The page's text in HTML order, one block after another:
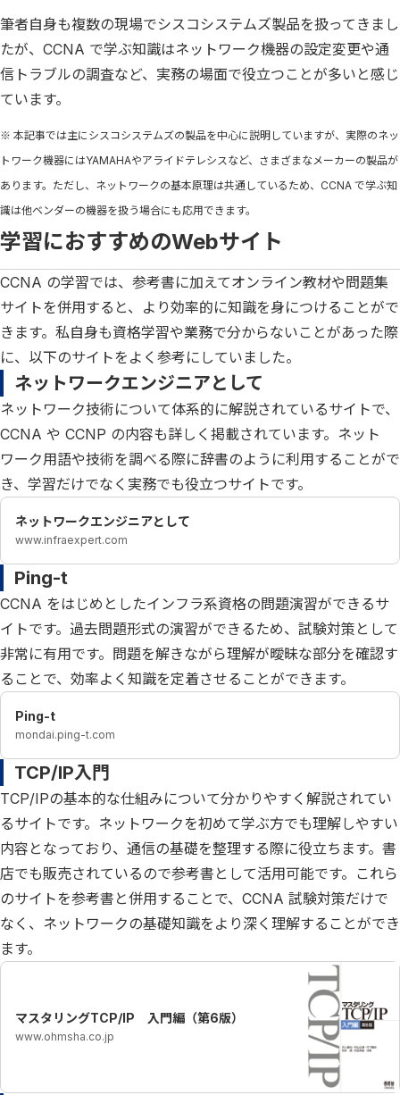
筆者自身も複数の現場でシスコシステムズ製品を扱ってきまし
たが、CCNA で学ぶ知識はネットワーク機器の設定変更や通
信トラブルの調査など、実務の場面で役立つことが多いと感じ
ています。
※ 本記事では主にシスコシステムズの製品を中心に説明していますが、実際のネッ
トワーク機器にはYAMAHAやアライドテレシスなど、さまざまなメーカーの製品が
あります。ただし、ネットワークの基本原理は共通しているため、CCNA で学ぶ知
識は他ベンダーの機器を扱う場合にも応用できます。
学習におすすめのWebサイト
CCNA の学習では、参考書に加えてオンライン教材や問題集
サイトを併用すると、より効率的に知識を身につけることがで
きます。私自身も資格学習や業務で分からないことがあった際
に、以下のサイトをよく参考にしていました。
ネットワークエンジニアとして
ネットワーク技術について体系的に解説されているサイトで、
CCNA や CCNP の内容も詳しく掲載されています。ネット
ワーク用語や技術を調べる際に辞書のように利用することがで
き、学習だけでなく実務でも役立つサイトです。
ネットワークエンジニアとして
www.infraexpert.com
Ping-t
CCNA をはじめとしたインフラ系資格の問題演習ができるサ
イトです。過去問題形式の演習ができるため、試験対策として
非常に有用です。問題を解きながら理解が曖昧な部分を確認す
ることで、効率よく知識を定着させることができます。
Ping-t
mondai.ping-t.com
TCP/IP入門
TCP/IPの基本的な仕組みについて分かりやすく解説されてい
るサイトです。ネットワークを初めて学ぶ方でも理解しやすい
内容となっており、通信の基礎を整理する際に役立ちます。書
店でも販売されているので参考書として活用可能です。これら
のサイトを参考書と併用することで、CCNA 試験対策だけで
なく、ネットワークの基礎知識をより深く理解することができ
ます。
マスタリングTCP/IP 入門編（第6版）
www.ohmsha.co.jp